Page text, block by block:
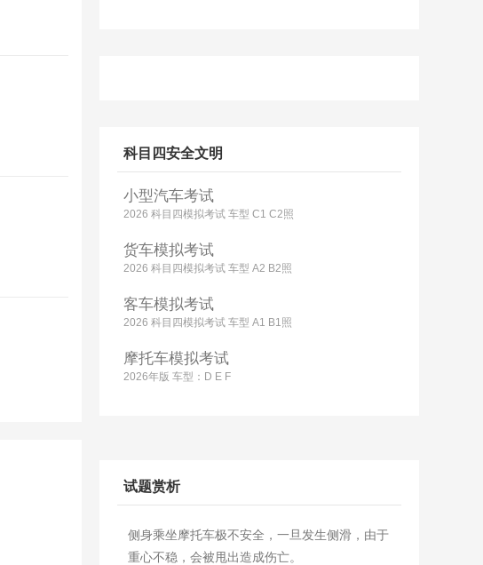
科目四安全文明
小型汽车考试
2026 科目四模拟考试 车型 C1 C2照
货车模拟考试
2026 科目四模拟考试 车型 A2 B2照
客车模拟考试
2026 科目四模拟考试 车型 A1 B1照
摩托车模拟考试
2026年版 车型：D E F
试题赏析
侧身乘坐摩托车极不安全，一旦发生侧滑，由于
重心不稳，会被甩出造成伤亡。